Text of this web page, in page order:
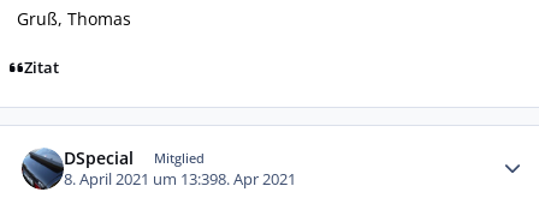
Gruß, Thomas
Zitat
DSpecial Mitglied
8. April 2021 um 13:398. Apr 2021